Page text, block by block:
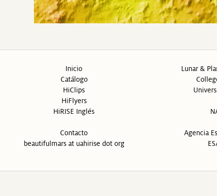
Inicio
Catálogo
HiClips
HiFlyers
HiRISE Inglés
Contacto
beautifulmars at uahirise dot org
Lunar &
Agencia